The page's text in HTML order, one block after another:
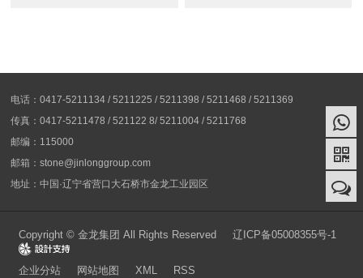
电话：0417-5211134 / 5211225 / 5211398 / 5211468 / 5211369
传真：0417-5211478 / 521122 8/ 5211004 / 5211768
邮编：115000
邮箱：stone@jinlonggroup.com
地址：中国·辽宁省营口大石桥市金龙工业园区
Copyright © 金龙集团 All Rights Reserved
辽ICP备05008355号-1
Design
企业分站
网站地图 XML RSS